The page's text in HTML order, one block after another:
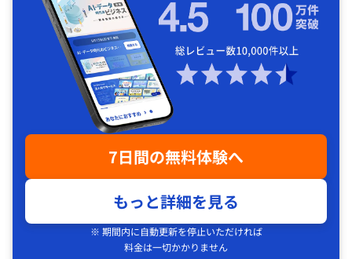
7日間の無料体験へ
もっと詳細を見る
※ 期間内に自動更新を停止いただければ
料金は一切かかりません